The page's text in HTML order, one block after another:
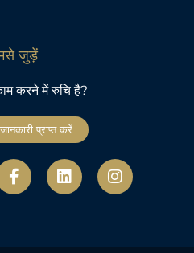
जुड़ें
करने में रुचि है?
प्राप्त करें
फे
स
बु
ए
L
i
n
d
I
n
s
g